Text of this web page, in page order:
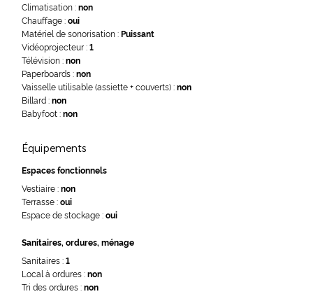
Climatisation :non
Chauffage :oui
Matériel de sonorisation :Puissant
Vidéoprojecteur :1
Télévision :non
Paperboards :non
Vaisselle utilisable (assiette + couverts) :non
Billard :non
Babyfoot :non
Équipements
Espaces fonctionnels
Vestiaire :non
Terrasse :oui
Espace de stockage :oui
Sanitaires, ordures, ménage
Sanitaires :1
Local à ordures :non
Tri des ordures :non